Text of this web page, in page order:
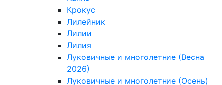
Крокус
Лилейник
Лилии
Лилия
Луковичные и многолетние (Весна
2026)
Луковичные и многолетние (Осень)